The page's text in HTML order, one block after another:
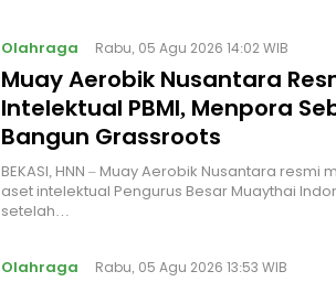
Olahraga Rabu, 05 Agu 2026 14:02 WIB
Muay Aerobik Nusantara
Intelektual PBMI, Menpora
Bangun Grassroots
BEKASI, HNN – Muay Aerobik Nusantara
aset intelektual Pengurus Besar Muaythai
setelah…
Olahraga Rabu, 05 Agu 2026 13:53 WIB